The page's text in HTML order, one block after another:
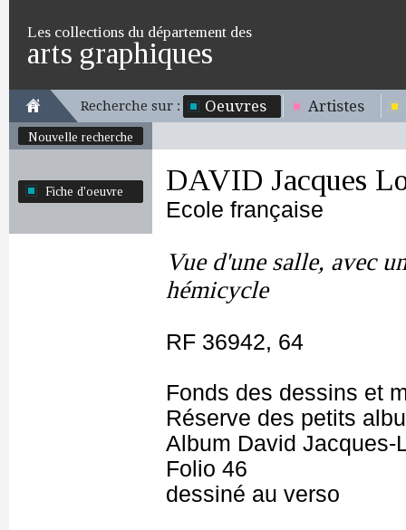
Les collections du département des
arts graphiques
Recherche sur : Oeuvres Artistes
Nouvelle recherche
Fiche d'oeuvre DAVID Jacques
Ecole française
Vue d'une salle, avec
hémicycle
RF 36942, 64
Fonds des dessins et
Réserve des petits
Album David Jacques-
Folio 46
dessiné au verso